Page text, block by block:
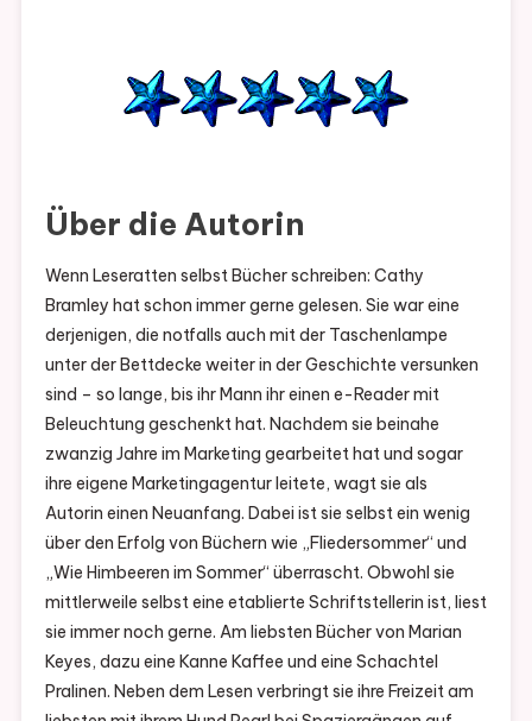
Über die Autorin
Wenn Leseratten selbst Bücher schreiben: Cathy
Bramley hat schon immer gerne gelesen. Sie war eine
derjenigen, die notfalls auch mit der Taschenlampe
unter der Bettdecke weiter in der Geschichte versunken
sind – so lange, bis ihr Mann ihr einen e-Reader mit
Beleuchtung geschenkt hat. Nachdem sie beinahe
zwanzig Jahre im Marketing gearbeitet hat und sogar
ihre eigene Marketingagentur leitete, wagt sie als
Autorin einen Neuanfang. Dabei ist sie selbst ein wenig
über den Erfolg von Büchern wie „Fliedersommer“ und
„Wie Himbeeren im Sommer“ überrascht. Obwohl sie
mittlerweile selbst eine etablierte Schriftstellerin ist, liest
sie immer noch gerne. Am liebsten Bücher von Marian
Keyes, dazu eine Kanne Kaffee und eine Schachtel
Pralinen. Neben dem Lesen verbringt sie ihre Freizeit am